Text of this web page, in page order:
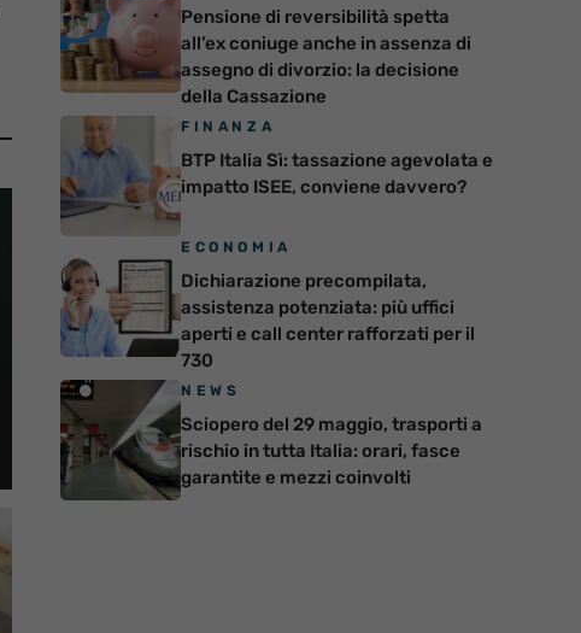
Pensione di reversibilità spetta
all’ex coniuge anche in assenza di
assegno di divorzio: la decisione
della Cassazione
FINANZA
BTP Italia Sì: tassazione agevolata e
impatto ISEE, conviene davvero?
ECONOMIA
Dichiarazione precompilata,
assistenza potenziata: più uffici
aperti e call center rafforzati per il
730
NEWS
Sciopero del 29 maggio, trasporti a
rischio in tutta Italia: orari, fasce
garantite e mezzi coinvolti